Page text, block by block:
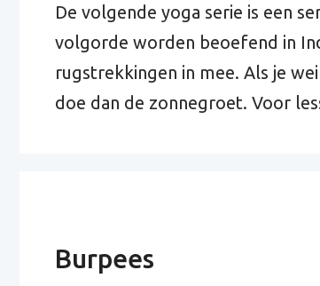
De volgende yoga serie is een
volgorde worden beoefend in
rugstrekkingen in mee. Als je
doe dan de zonnegroet. Voor
Burpees